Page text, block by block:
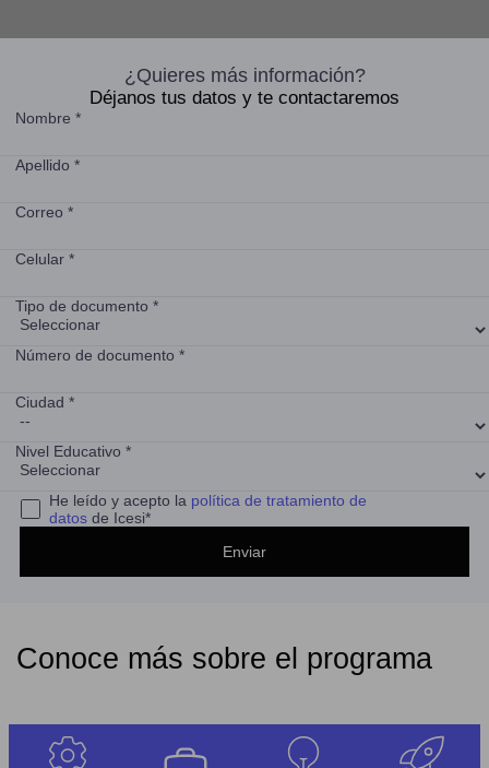
¿Quieres más información?
Déjanos tus datos y te contactaremos
Nombre *
Apellido *
Correo *
Celular *
Tipo de documento *
Número de documento *
Ciudad *
Nivel Educativo *
He leído y acepto la política de tratamiento de
datosde Icesi*
Conoce más sobre el programa